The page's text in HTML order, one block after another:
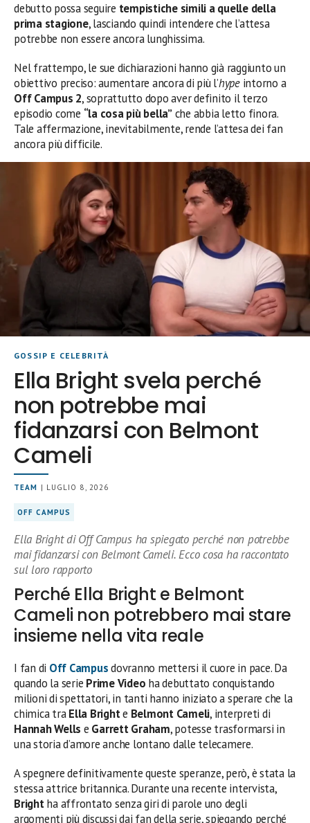
debutto possa seguire tempistiche simili a quelle della
prima stagione, lasciando quindi intendere che l’attesa
potrebbe non essere ancora lunghissima.
Nel frattempo, le sue dichiarazioni hanno già raggiunto un
obiettivo preciso: aumentare ancora di più l’hypeintorno a
Off Campus 2, soprattutto dopo aver definito il terzo
episodio come “la cosa più bella”che abbia letto finora.
Tale affermazione, inevitabilmente, rende l’attesa dei fan
ancora più difficile.
GOSSIP E CELEBRITÀ
Ella Bright svela perché
non potrebbe mai
fidanzarsi con Belmont
Cameli
TEAM | LUGLIO 8, 2026
OFF CAMPUS
Ella Bright di Off Campus ha spiegato perché non potrebbe
mai fidanzarsi con Belmont Cameli. Ecco cosa ha raccontato
sul loro rapporto
Perché Ella Bright e Belmont
Cameli non potrebbero mai stare
insieme nella vita reale
I fan di Off Campusdovranno mettersi il cuore in pace. Da
quando la serie Prime Video ha debuttato conquistando
milioni di spettatori, in tanti hanno iniziato a sperare che la
chimica traElla Brighte Belmont Cameli, interpreti di
Hannah Wells e Garrett Graham, potesse trasformarsi in
una storia d’amore anche lontano dalle telecamere.
A spegnere definitivamente queste speranze, però, è stata la
stessa attrice britannica. Durante una recente intervista,
Brightha affrontato senza giri di parole uno degli
argomenti più discussi dai fan della serie, spiegando perché